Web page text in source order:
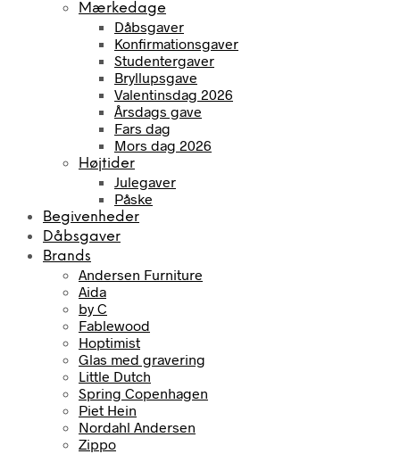
Mærkedage
Dåbsgaver
Konfirmationsgaver
Studentergaver
Bryllupsgave
Valentinsdag 2026
Årsdags gave
Fars dag
Mors dag 2026
Højtider
Julegaver
Påske
Begivenheder
Dåbsgaver
Brands
Andersen Furniture
Aida
by C
Fablewood
Hoptimist
Glas med gravering
Little Dutch
Spring Copenhagen
Piet Hein
Nordahl Andersen
Zippo